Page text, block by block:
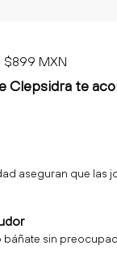
$899 MXN
Clepsidra te
aseguran que las
sin